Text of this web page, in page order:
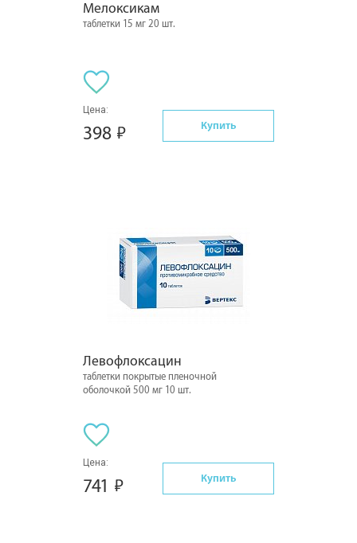
Мелоксикам
таблетки 15 мг 20 шт.
Цена:
398 Купить
Левофлоксацин
таблетки покрытые пленочной
оболочкой 500 мг 10 шт.
Цена:
741 Купить